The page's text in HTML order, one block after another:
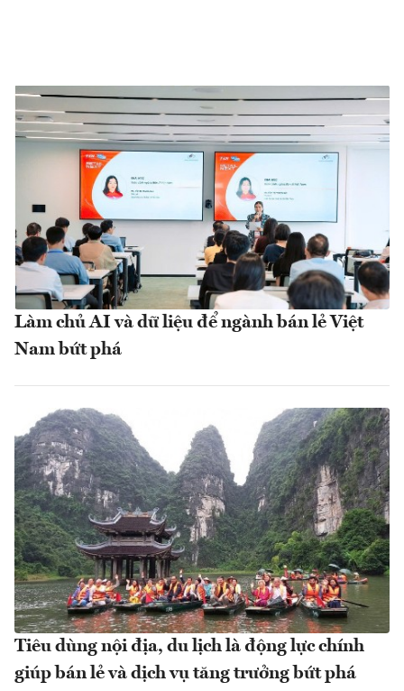
Làm chủ AI và dữ liệu để ngành bán lẻ Việt
Nam bứt phá
Tiêu dùng nội địa, du lịch là động lực chính
giúp bán lẻ và dịch vụ tăng trưởng bứt phá